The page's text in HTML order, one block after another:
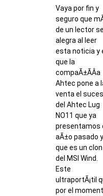
Vaya por fin y
seguro que
de un lector se
alegra al leer
esta noticia y
que la
compaÃ±Ã­Â­a
Ahtec pone a
venta el
del Ahtec Lug
NO11 que ya
presentamos
aÃ±o pasado y
que es un clon
del MSI Wind.
Este
ultraportÃ¡til
por el